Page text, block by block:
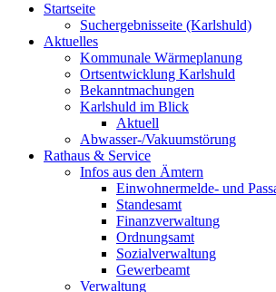
Startseite
Suchergebnisseite (Karlshuld)
Aktuelles
Kommunale Wärmeplanung
Ortsentwicklung Karlshuld
Bekanntmachungen
Karlshuld im Blick
Aktuell
Abwasser-/Vakuumstörung
Rathaus & Service
Infos aus den Ämtern
Einwohnermelde- und
Standesamt
Finanzverwaltung
Ordnungsamt
Sozialverwaltung
Gewerbeamt
Verwaltung